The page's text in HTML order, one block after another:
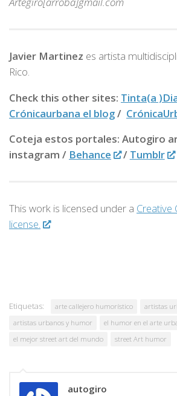
Javier Martinez es artista
Rico.
Check this other sites: Tinta(a
Crónicaurbana el blog/
Coteja estos portales: Autogiro
instagram / Behance / Tumblr
This work is licensed under a Creative
license.
Etiquetas: arte callejero humorístico
artistas
artistas urbanos y humor
el humor en el arte
el mejor street art del mundo
street Art humor
autogiro